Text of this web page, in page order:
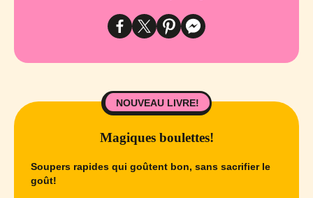
NOUVEAU LIVRE!
Magiques boulettes!
Soupers rapides qui goûtent bon, sans sacrifier le
goût!